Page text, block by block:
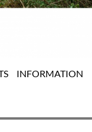
INFORMATION